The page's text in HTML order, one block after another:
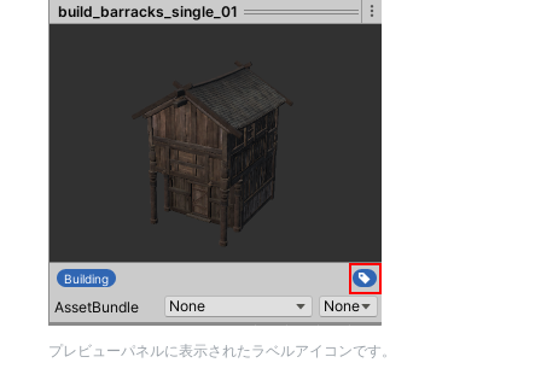
プレビューパネルに表示されたラベルアイコンです。